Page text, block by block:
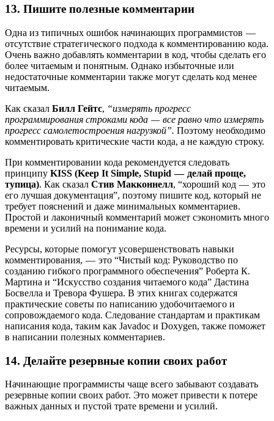
13. Пишите полезные комментарии
Одна из типичных ошибок начинающих программистов —
отсутствие стратегического подхода к комментированию кода.
Очень важно добавлять комментарии в код, чтобы сделать его
более читаемым и понятным. Однако избыточные или
недостаточные комментарии также могут сделать код менее
читаемым.
Как сказал Билл Гейтс, “измерять прогресс
программирования строками кода — все равно что измерять
прогресс самолетостроения нагрузкой”. Поэтому необходимо
комментировать критические части кода, а не каждую строку.
При комментировании кода рекомендуется следовать
принципу KISS (Keep It Simple, Stupid — делай проще,
тупица). Как сказал Стив Макконнелл, “хороший код — это
его лучшая документация”, поэтому пишите код, который не
требует пояснений и даже минимальных комментариев.
Простой и лаконичный комментарий может сэкономить много
времени и усилий на понимание кода.
Ресурсы, которые помогут усовершенствовать навыки
комментирования, — это “Чистый код: Руководство по
созданию гибкого программного обеспечения” Роберта К.
Мартина и “Искусство создания читаемого кода” Дастина
Босвелла и Тревора Фушера. В этих книгах содержатся
практические советы по написанию удобочитаемого и
сопровождаемого кода. Следование стандартам и практикам
написания кода, таким как Javadoc и Doxygen, также поможет
в написании полезных комментариев.
14. Делайте резервные копии своих работ
Начинающие программисты чаще всего забывают создавать
резервные копии своих работ. Это может привести к потере
важных данных и пустой трате времени и усилий.